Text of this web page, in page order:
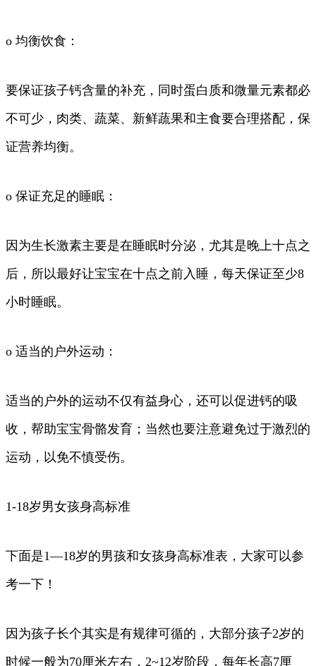
o 均衡饮食：
要保证孩子钙含量的补充，同时蛋白质和微量元素都必
不可少，肉类、蔬菜、新鲜蔬果和主食要合理搭配，保
证营养均衡。
o 保证充足的睡眠：
因为生长激素主要是在睡眠时分泌，尤其是晚上十点之
后，所以最好让宝宝在十点之前入睡，每天保证至少8
小时睡眠。
o 适当的户外运动：
适当的户外的运动不仅有益身心，还可以促进钙的吸
收，帮助宝宝骨骼发育；当然也要注意避免过于激烈的
运动，以免不慎受伤。
1-18岁男女孩身高标准
下面是1—18岁的男孩和女孩身高标准表，大家可以参
考一下！
因为孩子长个其实是有规律可循的，大部分孩子2岁的
时候一般为70厘米左右，2~12岁阶段，每年长高7厘